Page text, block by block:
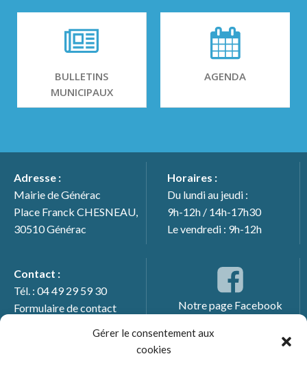
Gérer le consentement aux
cookies
BULLETINS
MUNICIPAUX
AGENDA
Adresse :
Mairie de Générac
Place Franck CHESNEAU,
30510 Générac
Horaires :
Du lundi au jeudi :
9h-12h / 14h-17h30
Le vendredi : 9h-12h
Contact :
Tél. : 04 49 29 59 30
Formulaire de contact
Notre page Facebook